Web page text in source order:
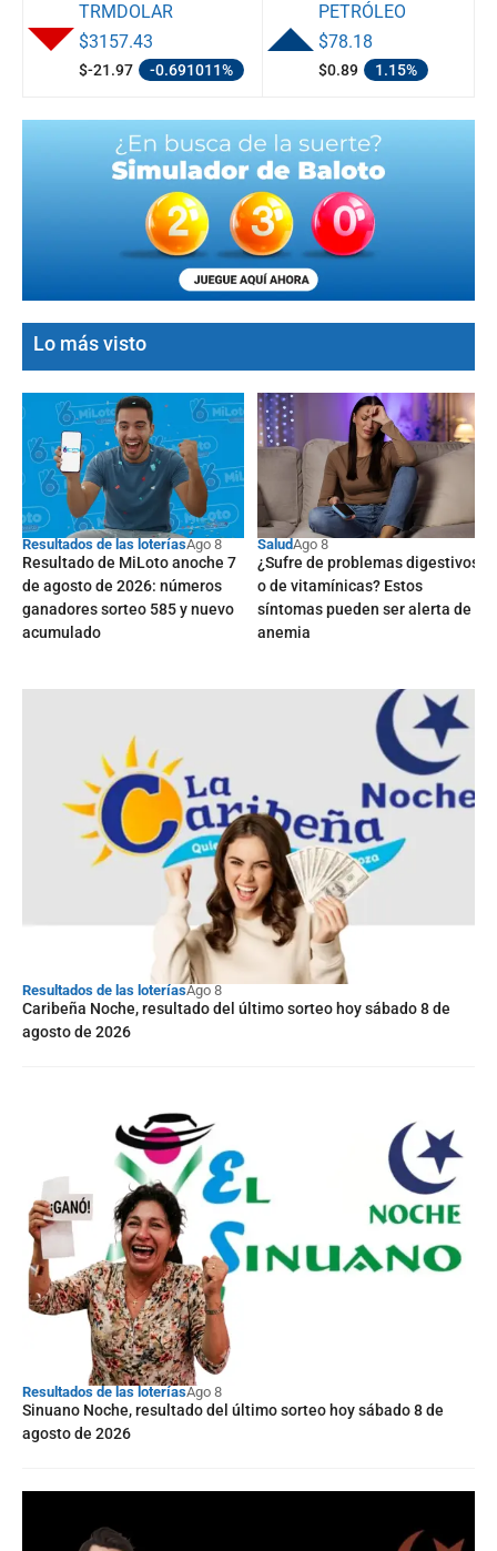
TRMDOLAR
$3157.43
$-21.97 -0.691011%
PETRÓLEO
$78.18
$0.89 1.15%
Lo más visto
Resultados de las loteríasAgo 8
Resultado de MiLoto anoche 7
de agosto de 2026: números
ganadores sorteo 585 y nuevo
acumulado
SaludAgo 8
¿Sufre de problemas digestivos
o de vitamínicas? Estos
síntomas pueden ser alerta de
anemia
Resultados de las loteríasAgo 8
Caribeña Noche, resultado del último sorteo hoy sábado 8 de
agosto de 2026
Resultados de las loteríasAgo 8
Sinuano Noche, resultado del último sorteo hoy sábado 8 de
agosto de 2026